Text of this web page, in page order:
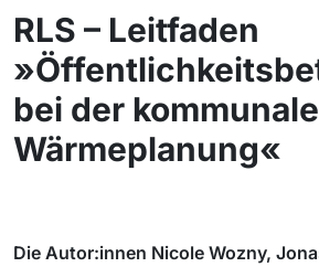
RLS – Leitfaden
bei der
Wärmeplanung«
Die Autor:innen Nicole Wozny,